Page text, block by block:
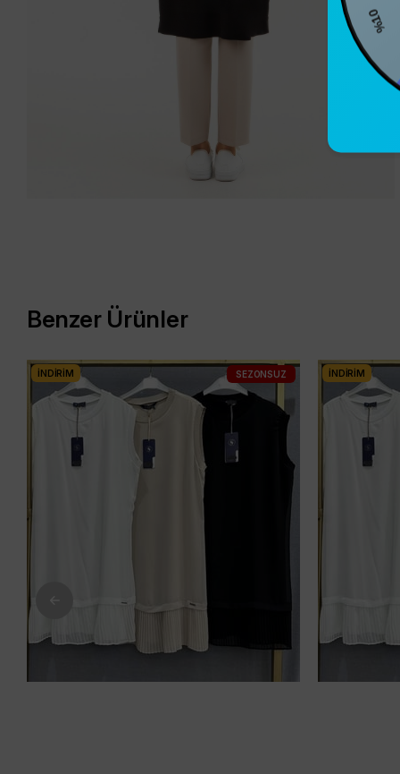
Benzer Ürünler
İNDIRIM SEZONSUZ İNDIRIM